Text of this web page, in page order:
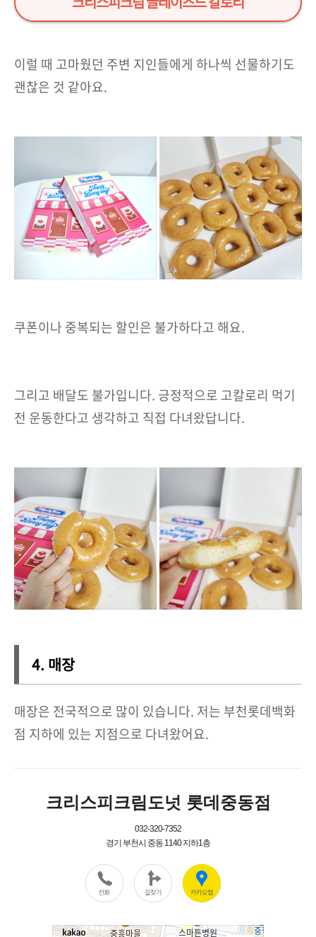
이럴 때 고마웠던 주변 지인들에게 하나씩 선물하기도
괜찮은 것 같아요.
쿠폰이나 중복되는 할인은 불가하다고 해요.
그리고 배달도 불가입니다. 긍정적으로 고칼로리 먹기
전 운동한다고 생각하고 직접 다녀왔답니다.
4. 매장
매장은 전국적으로 많이 있습니다. 저는 부천롯데백화
점 지하에 있는 지점으로 다녀왔어요.